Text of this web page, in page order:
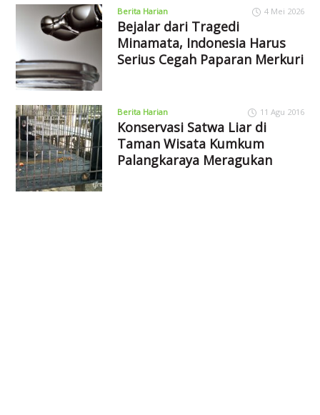
Berita Harian 4 Mei 2026
Bejalar dari Tragedi
Minamata, Indonesia Harus
Serius Cegah Paparan Merkuri
Berita Harian 11 Agu 2016
Konservasi Satwa Liar di
Taman Wisata Kumkum
Palangkaraya Meragukan